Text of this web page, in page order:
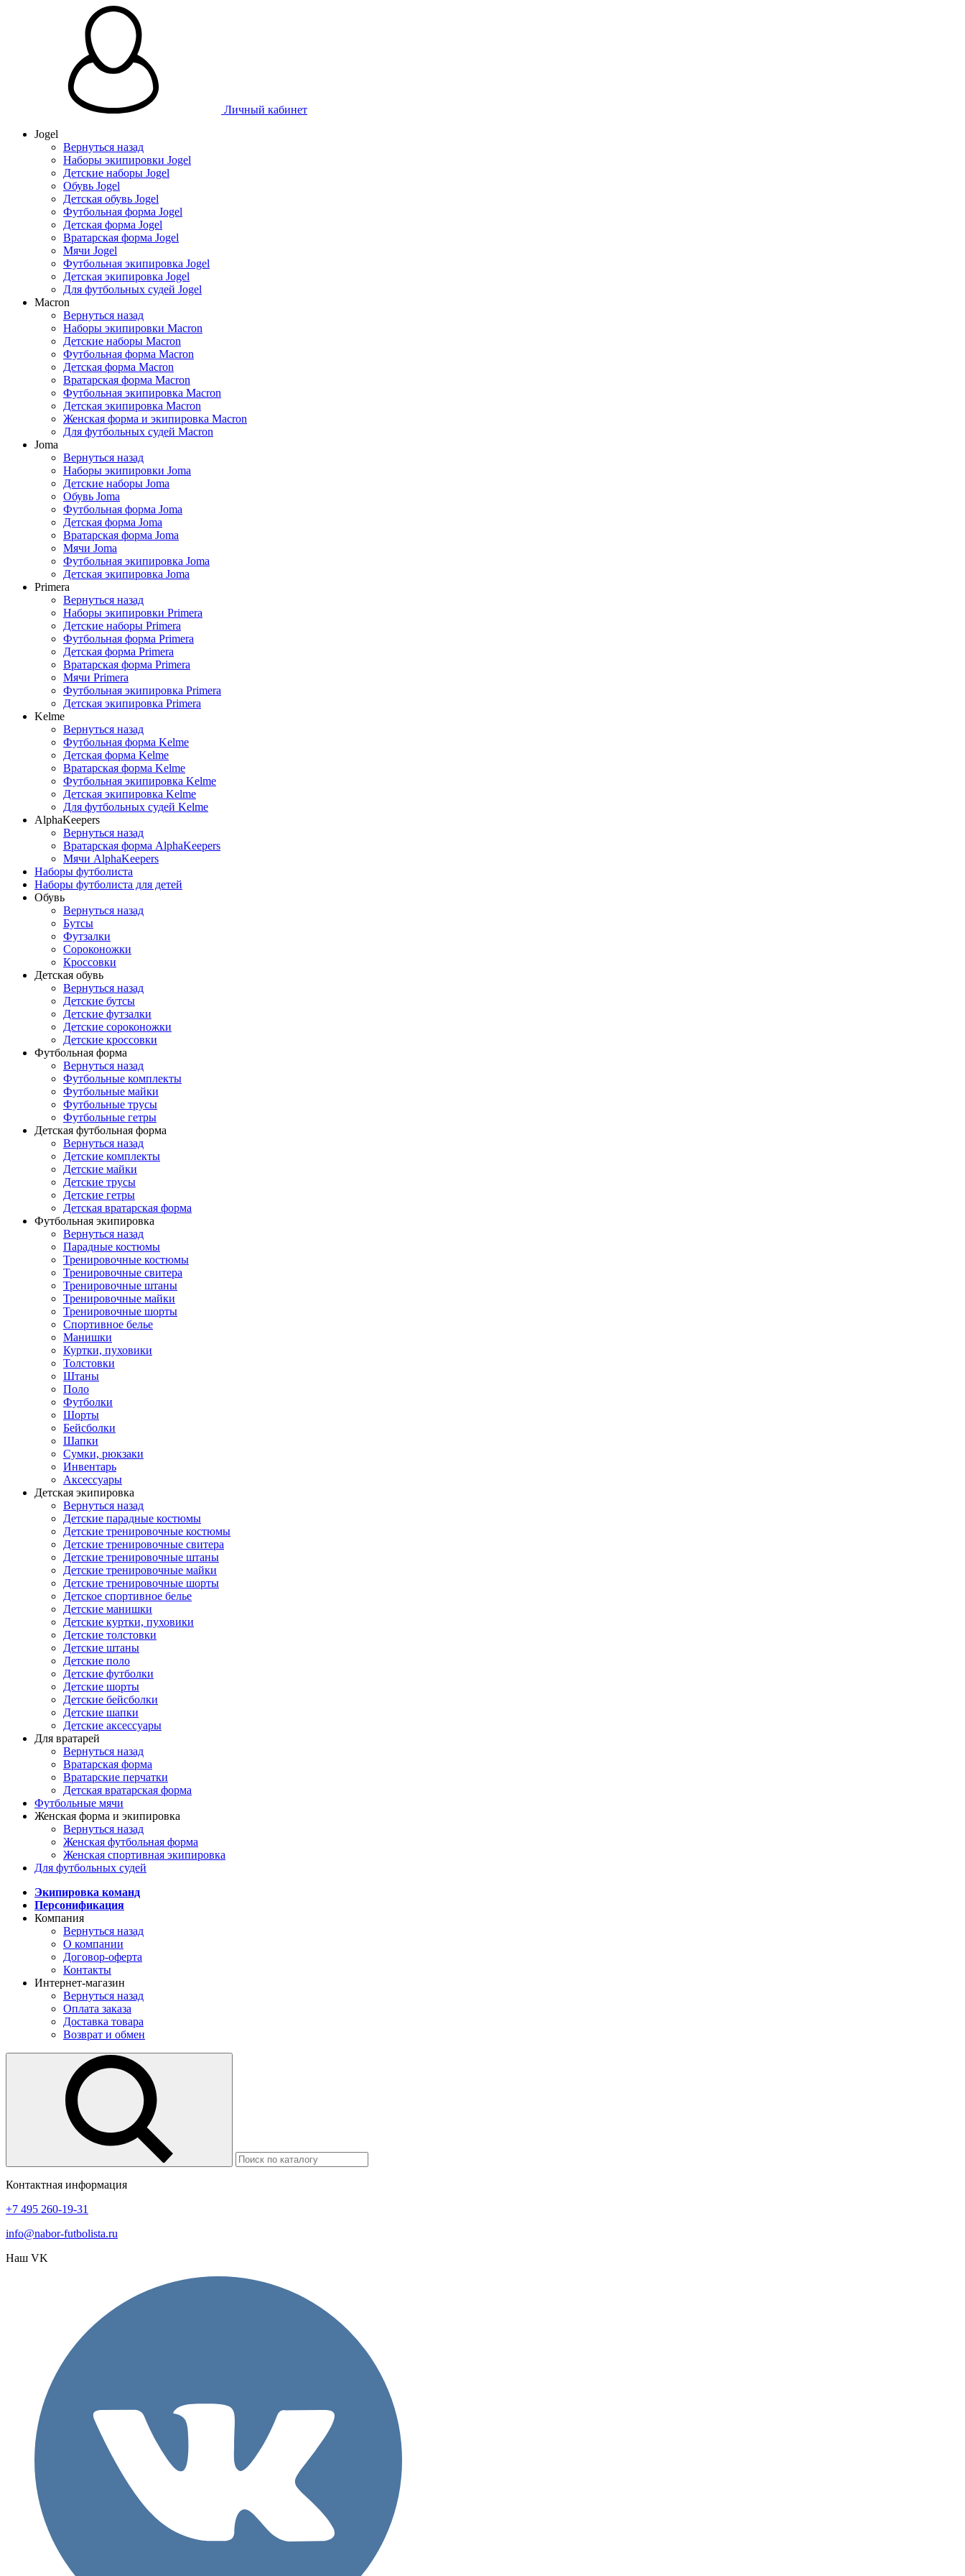
Личный кабинет
Jogel
Вернуться назад
Наборы экипировки Jogel
Детские наборы Jogel
Обувь Jogel
Детская обувь Jogel
Футбольная форма Jogel
Детская форма Jogel
Вратарская форма Jogel
Мячи Jogel
Футбольная экипировка Jogel
Детская экипировка Jogel
Для футбольных судей Jogel
Macron
Вернуться назад
Наборы экипировки Macron
Детские наборы Macron
Футбольная форма Macron
Детская форма Macron
Вратарская форма Macron
Футбольная экипировка Macron
Детская экипировка Macron
Женская форма и экипировка Macron
Для футбольных судей Macron
Joma
Вернуться назад
Наборы экипировки Joma
Детские наборы Joma
Обувь Joma
Футбольная форма Joma
Детская форма Joma
Вратарская форма Joma
Мячи Joma
Футбольная экипировка Joma
Детская экипировка Joma
Primera
Вернуться назад
Наборы экипировки Primera
Детские наборы Primera
Футбольная форма Primera
Детская форма Primera
Вратарская форма Primera
Мячи Primera
Футбольная экипировка Primera
Детская экипировка Primera
Kelme
Вернуться назад
Футбольная форма Kelme
Детская форма Kelme
Вратарская форма Kelme
Футбольная экипировка Kelme
Детская экипировка Kelme
Для футбольных судей Kelme
AlphaKeepers
Вернуться назад
Вратарская форма AlphaKeepers
Мячи AlphaKeepers
Наборы футболиста
Наборы футболиста для детей
Обувь
Вернуться назад
Бутсы
Футзалки
Сороконожки
Кроссовки
Детская обувь
Вернуться назад
Детские бутсы
Детские футзалки
Детские сороконожки
Детские кроссовки
Футбольная форма
Вернуться назад
Футбольные комплекты
Футбольные майки
Футбольные трусы
Футбольные гетры
Детская футбольная форма
Вернуться назад
Детские комплекты
Детские майки
Детские трусы
Детские гетры
Детская вратарская форма
Футбольная экипировка
Вернуться назад
Парадные костюмы
Тренировочные костюмы
Тренировочные свитера
Тренировочные штаны
Тренировочные майки
Тренировочные шорты
Спортивное белье
Манишки
Куртки, пуховики
Толстовки
Штаны
Поло
Футболки
Шорты
Бейсболки
Шапки
Сумки, рюкзаки
Инвентарь
Аксессуары
Детская экипировка
Вернуться назад
Детские парадные костюмы
Детские тренировочные костюмы
Детские тренировочные свитера
Детские тренировочные штаны
Детские тренировочные майки
Детские тренировочные шорты
Детское спортивное белье
Детские манишки
Детские куртки, пуховики
Детские толстовки
Детские штаны
Детские поло
Детские футболки
Детские шорты
Детские бейсболки
Детские шапки
Детские аксессуары
Для вратарей
Вернуться назад
Вратарская форма
Вратарские перчатки
Детская вратарская форма
Футбольные мячи
Женская форма и экипировка
Вернуться назад
Женская футбольная форма
Женская спортивная экипировка
Для футбольных судей
Экипировка команд
Персонификация
Компания
Вернуться назад
О компании
Договор-оферта
Контакты
Интернет-магазин
Вернуться назад
Оплата заказа
Доставка товара
Возврат и обмен
Контактная информация
+7 495 260-19-31
info@nabor-futbolista.ru
Наш VK